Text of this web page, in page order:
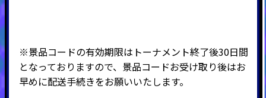
※景品コードの有効期限はトーナメント終了後30日間
となっておりますので、景品コードお受け取り後はお
早めに配送手続きをお願いいたします。